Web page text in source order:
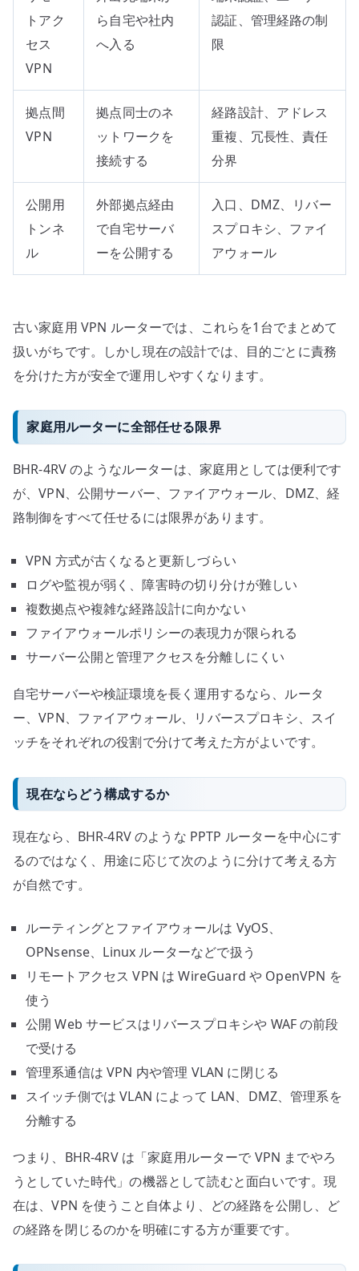
トアク
セス
VPN
ら自宅や社内
へ入る
認証、管理経路の制
限
拠点間
VPN
拠点同士のネ
ットワークを
接続する
経路設計、アドレス
重複、冗長性、責任
分界
公開用
トンネ
ル
外部拠点経由
で自宅サーバ
ーを公開する
入口、DMZ、リバー
スプロキシ、ファイ
アウォール
古い家庭用 VPN ルーターでは、これらを1台でまとめて
扱いがちです。しかし現在の設計では、目的ごとに責務
を分けた方が安全で運用しやすくなります。
家庭用ルーターに全部任せる限界
BHR-4RV のようなルーターは、家庭用としては便利です
が、VPN、公開サーバー、ファイアウォール、DMZ、経
路制御をすべて任せるには限界があります。
VPN 方式が古くなると更新しづらい
ログや監視が弱く、障害時の切り分けが難しい
複数拠点や複雑な経路設計に向かない
ファイアウォールポリシーの表現力が限られる
サーバー公開と管理アクセスを分離しにくい
自宅サーバーや検証環境を長く運用するなら、ルータ
ー、VPN、ファイアウォール、リバースプロキシ、スイ
ッチをそれぞれの役割で分けて考えた方がよいです。
現在ならどう構成するか
現在なら、BHR-4RV のような PPTP ルーターを中心にす
るのではなく、用途に応じて次のように分けて考える方
が自然です。
ルーティングとファイアウォールは VyOS、
OPNsense、Linux ルーターなどで扱う
リモートアクセス VPN は WireGuard や OpenVPN を
使う
公開 Web サービスはリバースプロキシや WAF の前段
で受ける
管理系通信は VPN 内や管理 VLAN に閉じる
スイッチ側では VLAN によって LAN、DMZ、管理系を
分離する
つまり、BHR-4RV は「家庭用ルーターで VPN までやろ
うとしていた時代」の機器として読むと面白いです。現
在は、VPN を使うこと自体より、どの経路を公開し、ど
の経路を閉じるのかを明確にする方が重要です。